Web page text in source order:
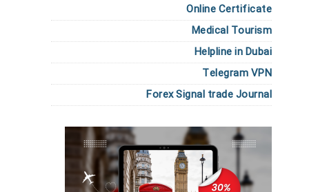
Online Certificate
Medical Tourism
Helpline in Dubai
Telegram VPN
Forex Signal trade Journal